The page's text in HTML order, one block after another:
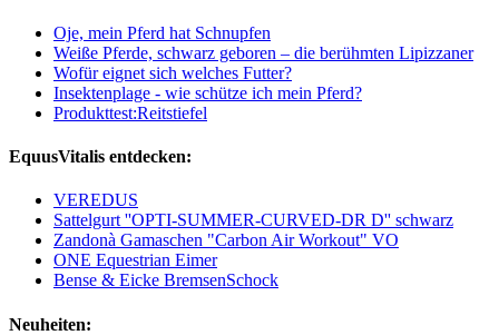
Oje, mein Pferd hat Schnupfen
Weiße Pferde, schwarz geboren – die berühmten Lipizzaner
Wofür eignet sich welches Futter?
Insektenplage - wie schütze ich mein Pferd?
Produkttest:Reitstiefel
EquusVitalis entdecken:
VEREDUS
Sattelgurt ''OPTI-SUMMER-CURVED-DR D'' schwarz
Zandonà Gamaschen "Carbon Air Workout" VO
ONE Equestrian Eimer
Bense & Eicke BremsenSchock
Neuheiten: